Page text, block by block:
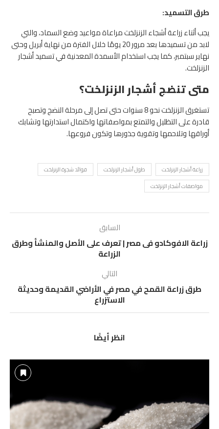
طرق التسميد:
يجب أثناء زراعة أشجاء الزنزلخت مراعاة مواعيد وضع السماد، والتي
لابد من تسميدها بعد مرور 20 يومًا خلال الفترة من نهاية أبريل وحتى
نهاير سبتمبر، كما يجب استخدام الأسمدة المعدنية في تسميد أشجار
الزنزلخت.
متى تنضج أشجار الزنزلخت؟
تستغرق الزنزلخت نحو 8 سنوات حتى تصل إلى مرحلة النضج وتصبح
قادرة على التظليل والتمتع بمواصفاتها واكتمال استدارتها وتشابك
أوراقها وتلاحمها وتقوية جذورها وتكون فروعها.
زراعة أشجار الزنزلخت طول أشجار الزنزلخت
فوائد شجرة الزنزلخت
مواصفات أشجار الزنزلخت
السابق
زراعة الافوكادو فى مصر | تعرف على الأصل والمنشأ وطرق
الزراعة
التالي
طرق زراعة القمح في مصر في الأراضي القديمة وحديثة
الاستزراع
انظر أيضًا